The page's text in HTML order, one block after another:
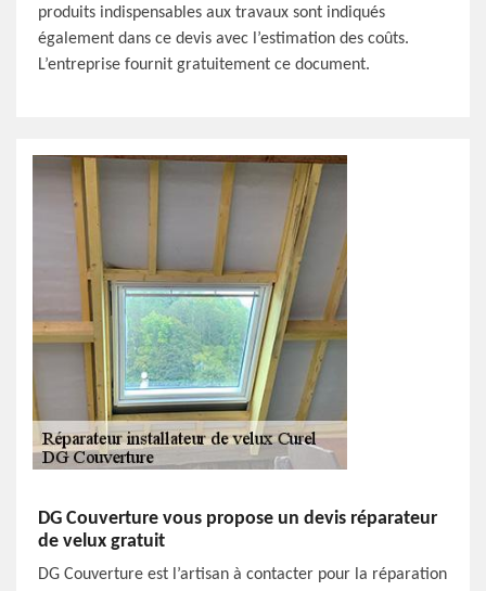
produits indispensables aux travaux sont indiqués
également dans ce devis avec l’estimation des coûts.
L’entreprise fournit gratuitement ce document.
DG Couverture vous propose un devis réparateur
de velux gratuit
DG Couverture est l’artisan à contacter pour la réparation